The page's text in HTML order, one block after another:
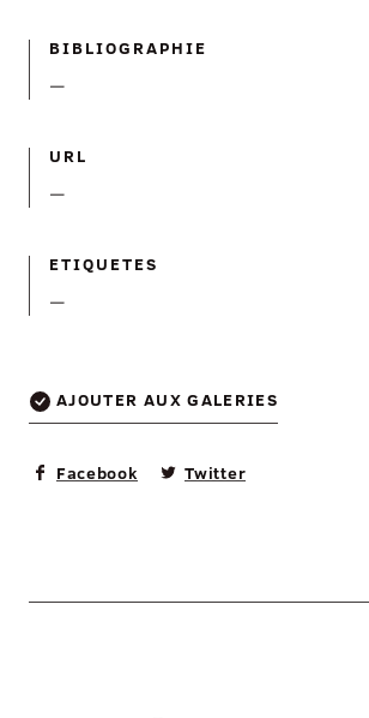
BIBLIOGRAPHIE
—
URL
—
ETIQUETES
—
AJOUTER AUX GALERIES
Facebook Twitter